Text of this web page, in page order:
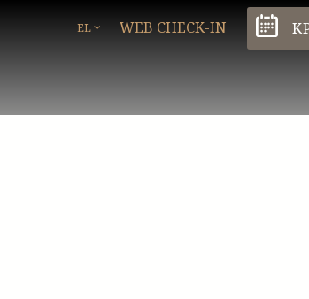
WEB CHECK-IN
EL